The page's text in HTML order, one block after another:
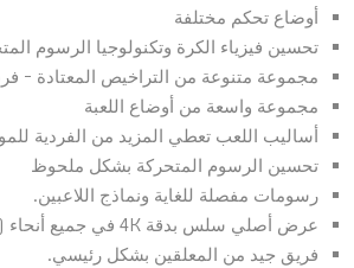
أوضاع تحكم مختلفة
تحسين فيزياء الكرة وتكنولوجيا الرسوم
مجموعة متنوعة من التراخيص المعتادة –
مجموعة واسعة من أوضاع اللعبة
أساليب اللعب تعطي المزيد من الفردية
تحسين الرسوم المتحركة بشكل ملحوظ
رسومات مفصلة للغاية ونماذج اللاعبين.
عرض أصلي سلس بدقة 4K في جميع أنحاء (PS5)
فريق جيد من المعلقين بشكل رئيسي.